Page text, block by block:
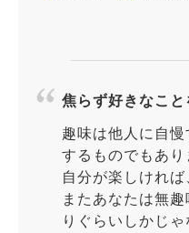
焦らず好きなこと
趣味は他人に自
するものでもあり
自分が楽しければ
またあなたは無
りぐらいしかじ